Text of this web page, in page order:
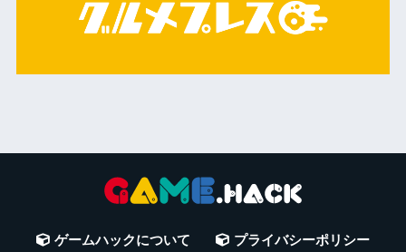
ゲームハックについて
プライバシーポリシー